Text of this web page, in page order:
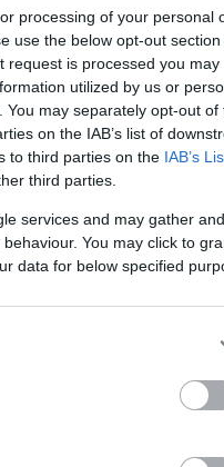
processing of your personal
use the below opt-out section
request is processed you may
utilized by us or
may separately opt-out of
on the IAB’s list of
to third parties on the IAB’s
third parties.
services and may gather
You may click to
data for below specified